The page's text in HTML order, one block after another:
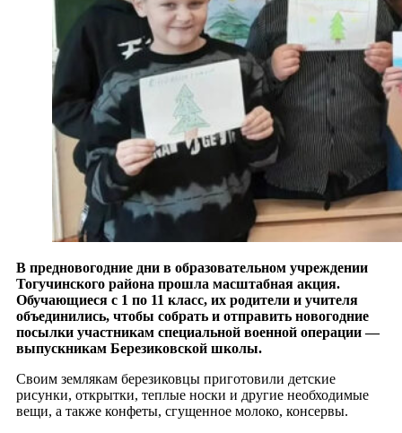
В предновогодние дни в образовательном учреждении
Тогучинского района прошла масштабная акция.
Обучающиеся с 1 по 11 класс, их родители и учителя
объединились, чтобы собрать и отправить новогодние
посылки участникам специальной военной операции —
выпускникам Березиковской школы.
Своим землякам березиковцы приготовили детские
рисунки, открытки, теплые носки и другие необходимые
вещи, а также конфеты, сгущенное молоко, консервы.